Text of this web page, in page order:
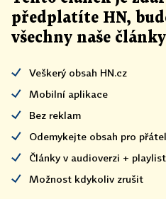
předplatíte HN,
všechny naše články
Veškerý obsah HN.cz
Mobilní aplikace
Bez reklam
Odemykejte obsah pro
Články v audioverzi + playlist
Možnost kdykoliv zrušit